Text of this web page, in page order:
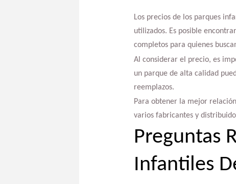
Los precios de los parques
utilizados. Es posible
completos para quienes
Al considerar el precio, es
un parque de alta calidad
reemplazos.
Para obtener la mejor
varios fabricantes y
Preguntas
Infantiles